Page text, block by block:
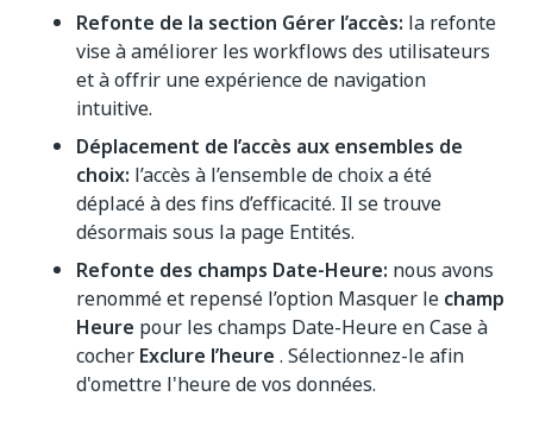
Refonte de la section Gérer l’accès: la refonte
vise à améliorer les workflows des utilisateurs
et à offrir une expérience de navigation
intuitive.
Déplacement de l’accès aux ensembles de
choix: l’accès à l’ensemble de choix a été
déplacé à des fins d’efficacité. Il se trouve
désormais sous la page Entités.
Refonte des champs Date-Heure: nous avons
renommé et repensé l’option Masquer le champ
Heure pour les champs Date-Heure en Case à
cocher Exclure l’heure . Sélectionnez-le afin
d'omettre l'heure de vos données.